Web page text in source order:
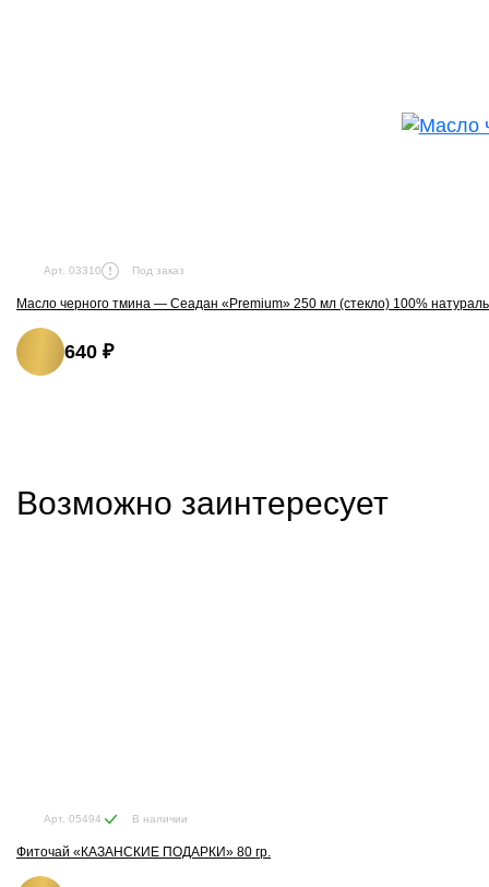
Арт. 03310 Под заказ
Масло черного тмина — Сеадан «Premium» 250 мл (стекло) 100%
640 ₽
Возможно заинтересует
Арт. 05494 В наличии
Фиточай «КАЗАНСКИЕ ПОДАРКИ» 80 гр.